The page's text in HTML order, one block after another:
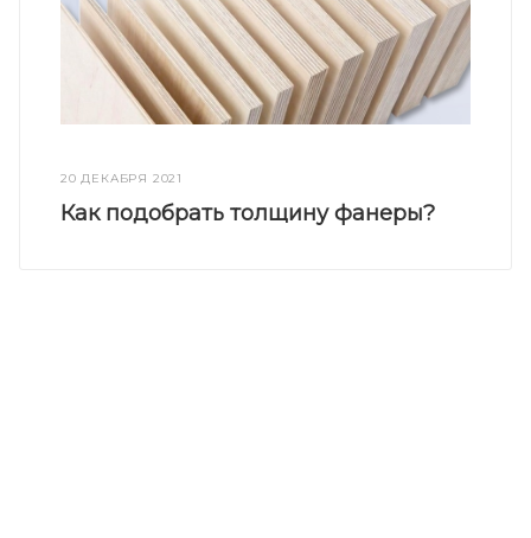
20 ДЕКАБРЯ 2021
Как подобрать толщину фанеры?